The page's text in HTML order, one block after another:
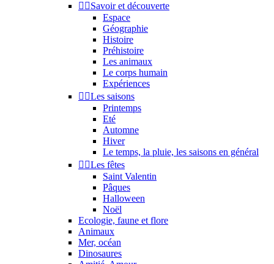
 Savoir et découverte
Espace
Géographie
Histoire
Préhistoire
Les animaux
Le corps humain
Expériences
 Les saisons
Printemps
Eté
Automne
Hiver
Le temps, la pluie, les saisons en général
 Les fêtes
Saint Valentin
Pâques
Halloween
Noël
Ecologie, faune et flore
Animaux
Mer, océan
Dinosaures